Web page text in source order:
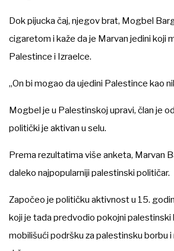
Dok pijucka čaj, njegov brat, Mogbel
cigaretom i kaže da je Marvan jedini koji
Palestince i Izraelce.
„On bi mogao da ujedini Palestince kao
Mogbel je u Palestinskoj upravi, član je
politički je aktivan u selu.
Prema rezultatima više anketa, Marvan
daleko najpopularniji palestinski političar.
Započeo je političku aktivnost u 15.
koji je tada predvodio pokojni palestinski
mobilišući podršku za palestinsku borbu